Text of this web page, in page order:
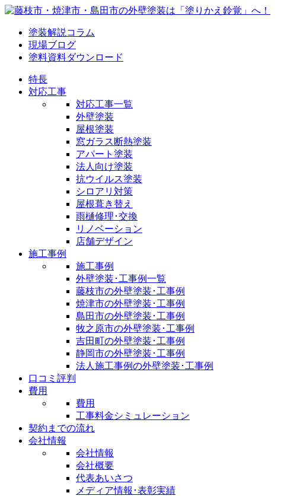
塗装解説コラム
現場ブログ
塗料資料ダウンロード
特長
対応工事
対応工事一覧
外壁塗装
屋根塗装
窓ガラス断熱塗装
アパート塗装
法人向け塗装
抗ウイルス塗装
シロアリ対策
屋根葺き替え
雨樋修理･交換
リノベーション
店舗デザイン
施工事例
施工事例
外壁塗装･工事例一覧
藤枝市の外壁塗装･工事例
焼津市の外壁塗装･工事例
島田市の外壁塗装･工事例
牧之原市の外壁塗装･工事例
吉田町の外壁塗装･工事例
静岡市の外壁塗装･工事例
法人施工事例の外壁塗装･工事例
口コミ評判
費用
費用
工事料金シミュレーション
契約までの流れ
会社情報
会社情報
会社概要
代表あいさつ
メディア情報･表彰実績